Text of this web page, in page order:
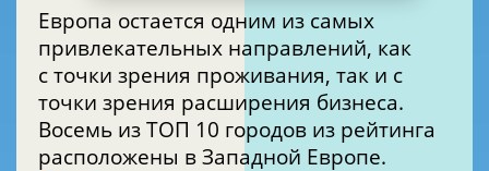
Европа остается одним из самых
привлекательных направлений, как
с точки зрения проживания, так и с
точки зрения расширения бизнеса.
Восемь из ТОП 10 городов из рейтинга
расположены в Западной Европе.